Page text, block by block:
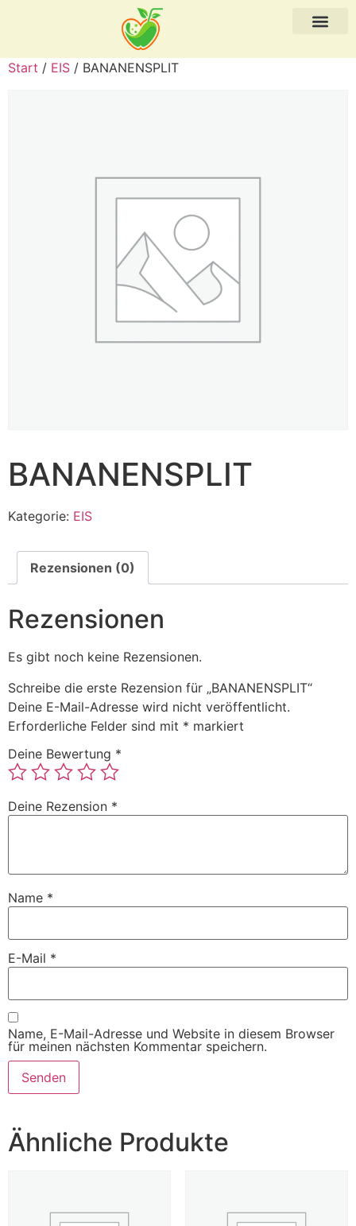
Start / EIS / BANANENSPLIT
BANANENSPLIT
Kategorie: EIS
Rezensionen (0)
Rezensionen
Es gibt noch keine Rezensionen.
Schreibe die erste Rezension für „BANANENSPLIT“
Deine E-Mail-Adresse wird nicht veröffentlicht.
Erforderliche Felder sind mit * markiert
Deine Bewertung *
Deine Rezension *
Name *
E-Mail *
Name, E-Mail-Adresse und Website in diesem Browser
für meinen nächsten Kommentar speichern.
Ähnliche Produkte